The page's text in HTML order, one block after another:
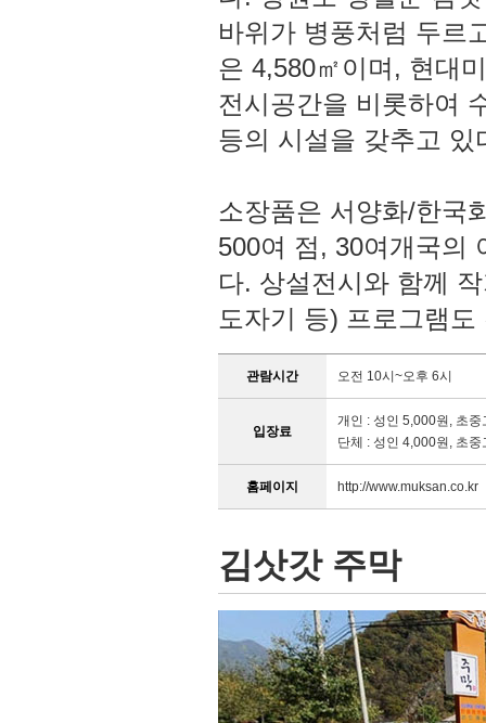
바위가 병풍처럼 두르
은 4,580㎡이며, 현대
전시공간을 비롯하여
등의 시설을 갖추고 있
소장품은 서양화/한국
500여 점, 30여개국의
다. 상설전시와 함께
도자기 등) 프로그램
관람시간 오전 10시~오후 6시
입장료
개인 : 성인 5,000원, 초
단체 : 성인 4,000원, 초
홈페이지 http://www.muksan.co.kr
김삿갓 주막